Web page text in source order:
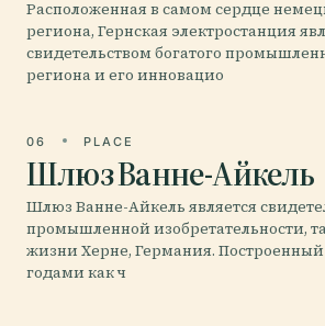
Расположенная в самом сердце
региона, Гернская электростанция
свидетельством богатого
региона и его инновацио
06 PLACE
Шлюз Ванне-Айкель
Шлюз Ванне-Айкель является
промышленной изобретательности,
жизни Херне, Германия. Построенный
годами как ч